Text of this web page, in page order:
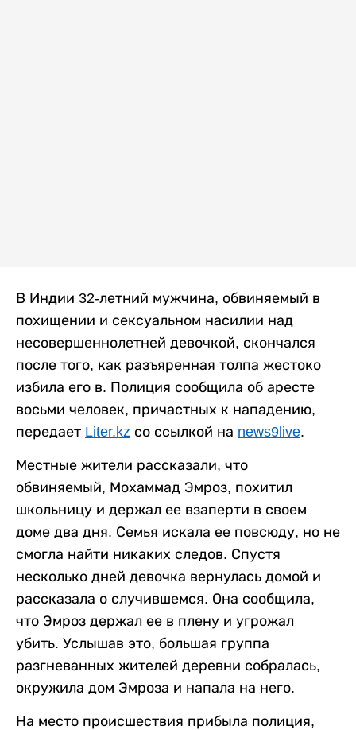
В Индии 32-летний мужчина, обвиняемый в
похищении и сексуальном насилии над
несовершеннолетней девочкой, скончался
после того, как разъяренная толпа жестоко
избила его в. Полиция сообщила об аресте
восьми человек, причастных к нападению,
передает Liter.kz со ссылкой на news9live.
Местные жители рассказали, что
обвиняемый, Мохаммад Эмроз, похитил
школьницу и держал ее взаперти в своем
доме два дня. Семья искала ее повсюду, но не
смогла найти никаких следов. Спустя
несколько дней девочка вернулась домой и
рассказала о случившемся. Она сообщила,
что Эмроз держал ее в плену и угрожал
убить. Услышав это, большая группа
разгневанных жителей деревни собралась,
окружила дом Эмроза и напала на него.
На место происшествия прибыла полиция,